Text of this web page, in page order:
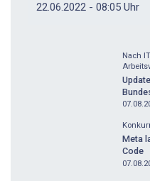
22.06.2022 - 08:05 Uhr
Nach
Meta
Code